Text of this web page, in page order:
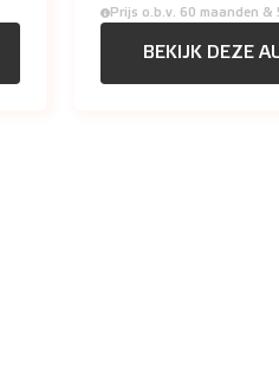
Prijs o.b.v. 60 maanden &
BEKIJK DEZE